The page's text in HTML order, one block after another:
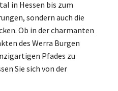
in Hessen bis zum
sondern auch die
Ob in der charmanten
des Werra Burgen
Pfades zu
Sie sich von der